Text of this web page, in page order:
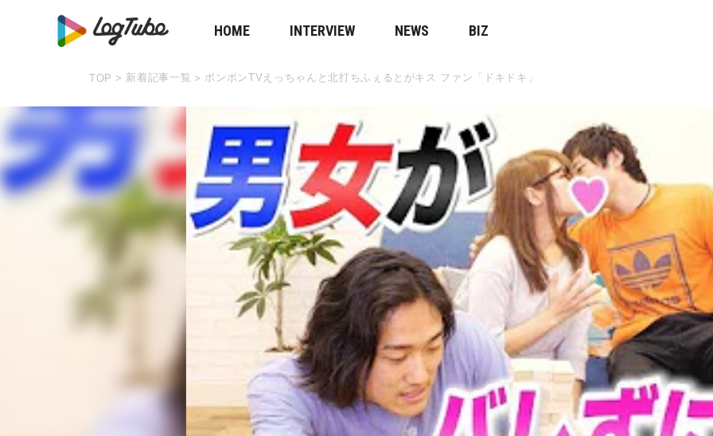
HOME INTERVIEW NEWS BIZ
TOP > 新着記事一覧 > ボンボンTVえっちゃんと北打ちふぇるとがキス ファン「ドキドキ」